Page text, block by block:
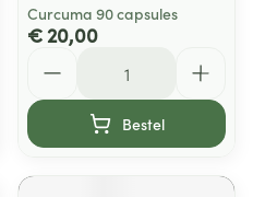
Curcuma 90 capsules
€ 20,00
Bestel